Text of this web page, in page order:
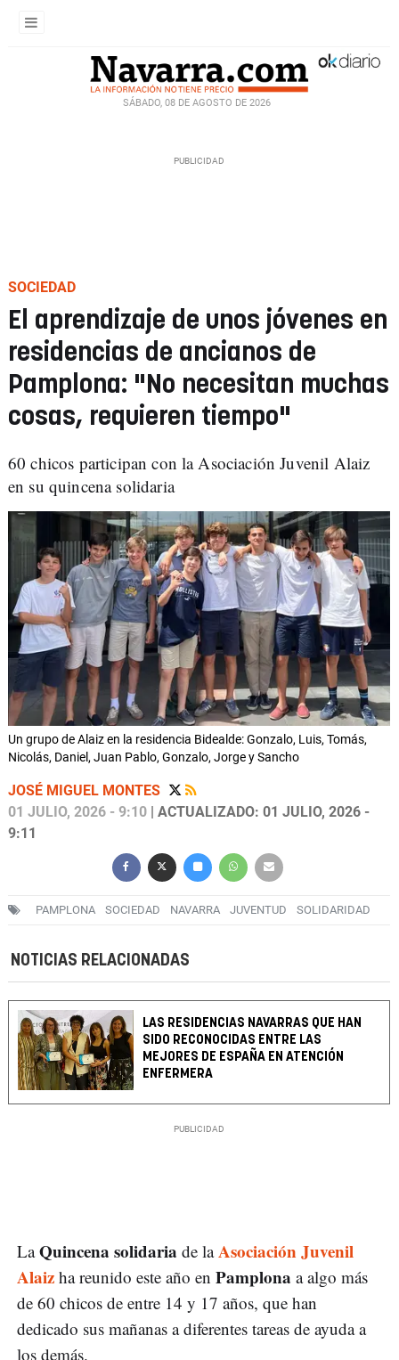
SÁBADO, 08 DE AGOSTO DE 2026
SOCIEDAD
El aprendizaje de unos jóvenes en
residencias de ancianos de
Pamplona: "No necesitan muchas
cosas, requieren tiempo"
60 chicos participan con la Asociación Juvenil Alaiz
en su quincena solidaria
Un grupo de Alaiz en la residencia Bidealde: Gonzalo, Luis, Tomás,
Nicolás, Daniel, Juan Pablo, Gonzalo, Jorge y Sancho
JOSÉ MIGUEL MONTES
01 JULIO, 2026 - 9:10 | ACTUALIZADO: 01 JULIO, 2026 -
9:11
PAMPLONA SOCIEDAD NAVARRA JUVENTUD SOLIDARIDAD
NOTICIAS RELACIONADAS
LAS RESIDENCIAS NAVARRAS QUE HAN
SIDO RECONOCIDAS ENTRE LAS
MEJORES DE ESPAÑA EN ATENCIÓN
ENFERMERA
LaQuincena solidaria de laAsociación Juvenil
Alaiz ha reunido este año en Pamplona a algo más
de 60 chicos de entre 14 y 17 años, que han
dedicado sus mañanas a diferentes tareas de ayuda a
los demás.